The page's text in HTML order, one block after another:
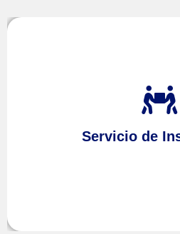
Servicio de
Tras adquirir sus aparatos
técnico
en
Altea Hills